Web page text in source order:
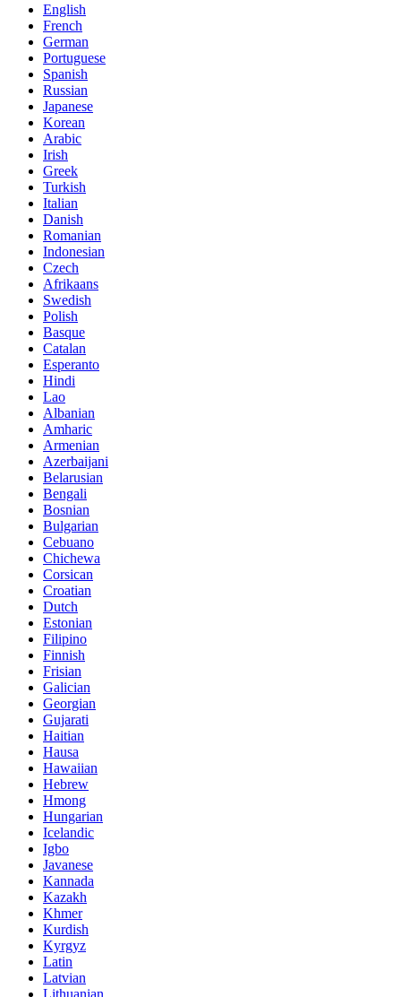
English
French
German
Portuguese
Spanish
Russian
Japanese
Korean
Arabic
Irish
Greek
Turkish
Italian
Danish
Romanian
Indonesian
Czech
Afrikaans
Swedish
Polish
Basque
Catalan
Esperanto
Hindi
Lao
Albanian
Amharic
Armenian
Azerbaijani
Belarusian
Bengali
Bosnian
Bulgarian
Cebuano
Chichewa
Corsican
Croatian
Dutch
Estonian
Filipino
Finnish
Frisian
Galician
Georgian
Gujarati
Haitian
Hausa
Hawaiian
Hebrew
Hmong
Hungarian
Icelandic
Igbo
Javanese
Kannada
Kazakh
Khmer
Kurdish
Kyrgyz
Latin
Latvian
Lithuanian